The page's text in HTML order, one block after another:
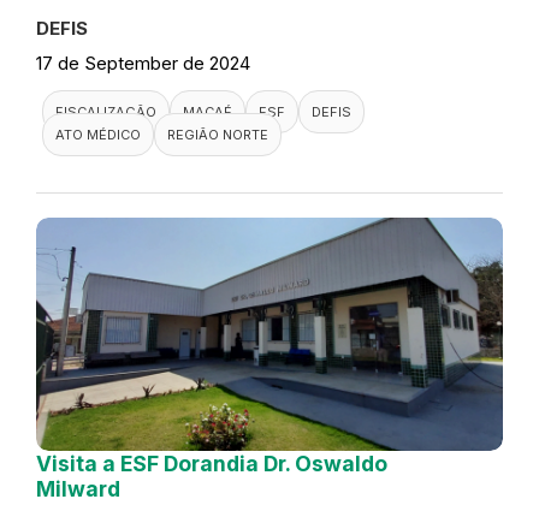
DEFIS
17 de September de 2024
FISCALIZAÇÃO MACAÉ ESF
DEFIS
ATO MÉDICO
REGIÃO NORTE
Visita a ESF Dorandia Dr. Oswaldo
Milward